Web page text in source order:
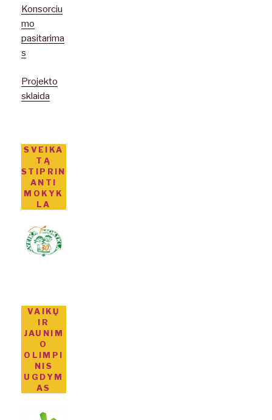
Konsorciu
mo
pasitarima
s
Projekto
sklaida
SVEIKA
TĄ
STIPRIN
ANTI
MOKYK
LA
VAIKŲ
IR
JAUNIM
O
OLIMPI
NIS
UGDYM
AS